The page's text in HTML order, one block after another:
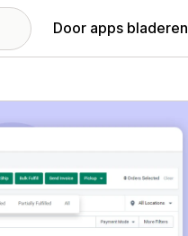
Door apps bladeren